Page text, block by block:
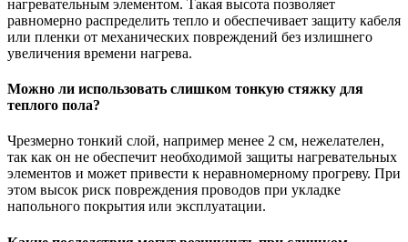
нагревательным элементом. Такая высота позволяет
равномерно распределить тепло и обеспечивает защиту кабеля
или пленки от механических повреждений без излишнего
увеличения времени нагрева.
Можно ли использовать слишком тонкую стяжку для
теплого пола?
Чрезмерно тонкий слой, например менее 2 см, нежелателен,
так как он не обеспечит необходимой защиты нагревательных
элементов и может привести к неравномерному прогреву. При
этом высок риск повреждения проводов при укладке
напольного покрытия или эксплуатации.